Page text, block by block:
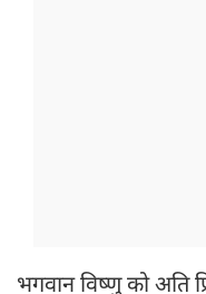
भगवान विष्णु को अति